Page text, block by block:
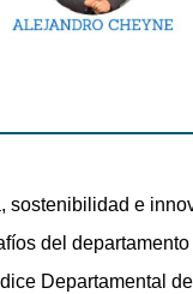
sostenibilidad e
del
Departamental